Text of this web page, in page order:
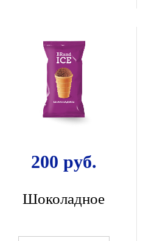
200 руб.
Шоколадное